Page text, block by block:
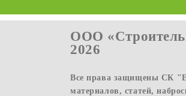
ООО
2026
Все права защищены СК
материалов, статей,